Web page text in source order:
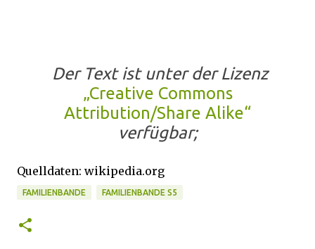
Der Text ist unter der Lizenz
„Creative Commons
Attribution/Share Alike“
verfügbar;
Quelldaten: wikipedia.org
FAMILIENBANDE FAMILIENBANDE S5